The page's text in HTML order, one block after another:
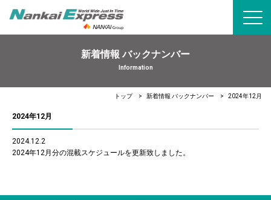
新着情報 バックナンバー
Information
トップ 新着情報 バックナンバー 2024年12月
2024年12月
2024.12.2
2024年12月分の混載スケジュールを更新致しました。